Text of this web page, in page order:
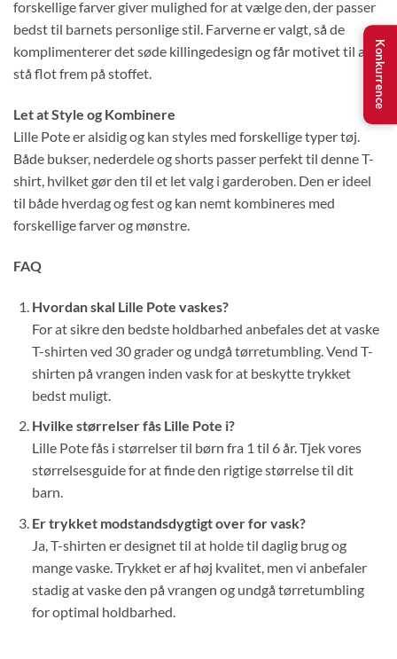
forskellige farver giver mulighed for at vælge den, der passer
bedst til barnets personlige stil. Farverne er valgt, så de
komplimenterer det søde killingedesign og får motivet til at
stå flot frem på stoffet.
Let at Style og Kombinere
Lille Pote er alsidig og kan styles med forskellige typer tøj.
Både bukser, nederdele og shorts passer perfekt til denne T-
shirt, hvilket gør den til et let valg i garderoben. Den er ideel
til både hverdag og fest og kan nemt kombineres med
forskellige farver og mønstre.
FAQ
Hvordan skal Lille Pote vaskes?
For at sikre den bedste holdbarhed anbefales det at vaske
T-shirten ved 30 grader og undgå tørretumbling. Vend T-
shirten på vrangen inden vask for at beskytte trykket
bedst muligt.
Hvilke størrelser fås Lille Pote i?
Lille Pote fås i størrelser til børn fra 1 til 6 år. Tjek vores
størrelsesguide for at finde den rigtige størrelse til dit
barn.
Er trykket modstandsdygtigt over for vask?
Ja, T-shirten er designet til at holde til daglig brug og
mange vaske. Trykket er af høj kvalitet, men vi anbefaler
stadig at vaske den på vrangen og undgå tørretumbling
for optimal holdbarhed.
Konkurrence